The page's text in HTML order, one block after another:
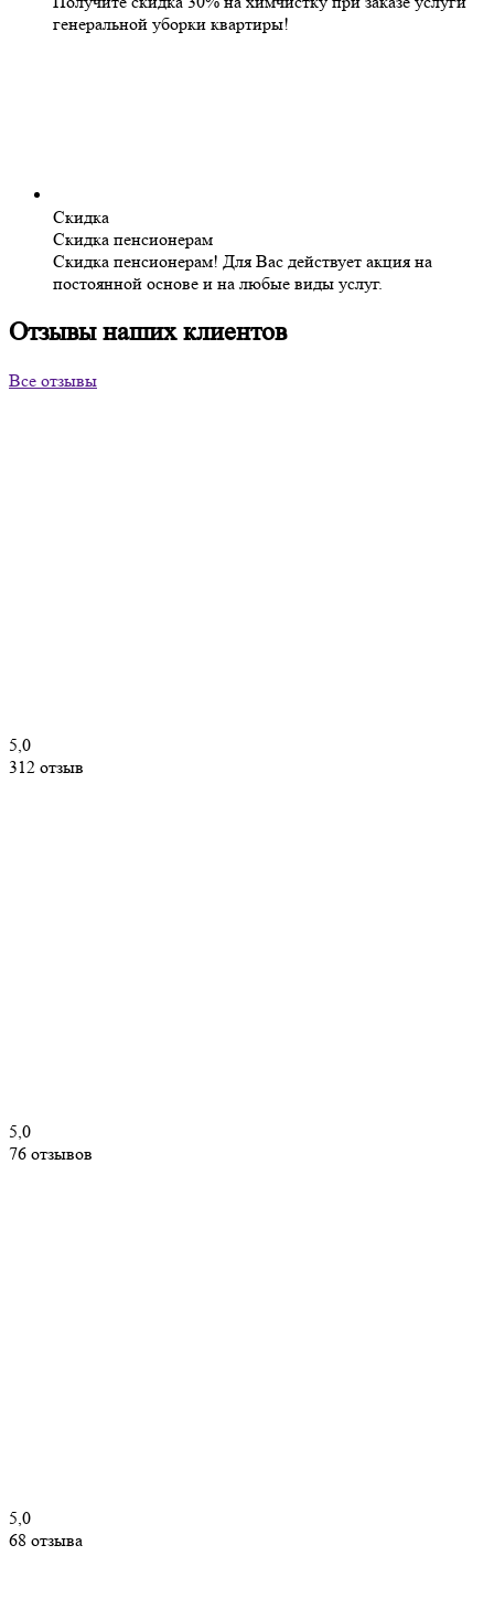
генеральной уборки квартиры!
Скидка
Скидка пенсионерам
Скидка пенсионерам! Для Вас действует акция на
постоянной основе и на любые виды услуг.
Отзывы наших клиентов
Все отзывы
5,0
312 отзыв
5,0
76 отзывов
5,0
68 отзыва